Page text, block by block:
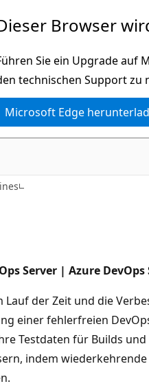
Browser
Sie ein Upgrade auf
technischen Support zu
Microsoft Edge
Server | Azure DevOps
der Zeit und die
einer fehlerfreien
Testdaten für Builds und
indem